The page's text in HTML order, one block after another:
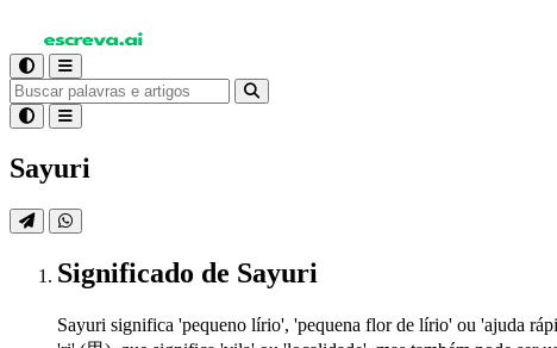
Sayuri
Significado de Sayuri
Sayuri significa 'pequeno lírio', 'pequena flor de lírio' ou 'ajuda